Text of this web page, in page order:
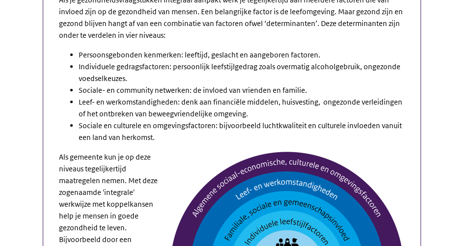
invloed zijn op de gezondheid van mensen. Een belangrijke factor is de leefomgeving. Maar gezond zijn en
gezond blijven hangt af van een combinatie van factoren ofwel ‘determinanten’. Deze determinanten zijn
onder te verdelen in vier niveaus:
Persoonsgebonden kenmerken: leeftijd, geslacht en aangeboren factoren.
Individuele gedragsfactoren: persoonlijk leefstijlgedrag zoals overmatig alcoholgebruik, ongezonde
voedselkeuzes.
Sociale- en community netwerken: de invloed van vrienden en familie.
Leef- en werkomstandigheden: denk aan financiële middelen, huisvesting, ongezonde verleidingen
of het ontbreken van beweegvriendelijke omgeving.
Sociale en culturele en omgevingsfactoren: bijvoorbeeld luchtkwaliteit en culturele invloeden vanuit
een land van herkomst.
Als gemeente kun je op deze
niveaus tegelijkertijd
maatregelen nemen. Met deze
zogenaamde 'integrale'
werkwijze met koppelkansen
help je mensen in goede
gezondheid te leven.
Bijvoorbeeld door een